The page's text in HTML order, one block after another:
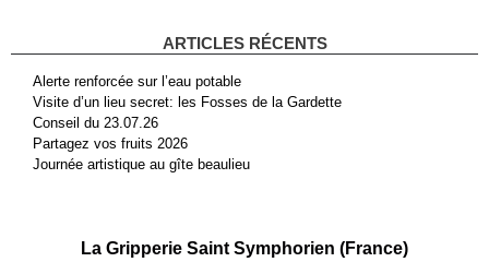
ARTICLES RÉCENTS
Alerte renforcée sur l’eau potable
Visite d’un lieu secret: les Fosses de la Gardette
Conseil du 23.07.26
Partagez vos fruits 2026
Journée artistique au gîte beaulieu
La Gripperie Saint Symphorien (France)